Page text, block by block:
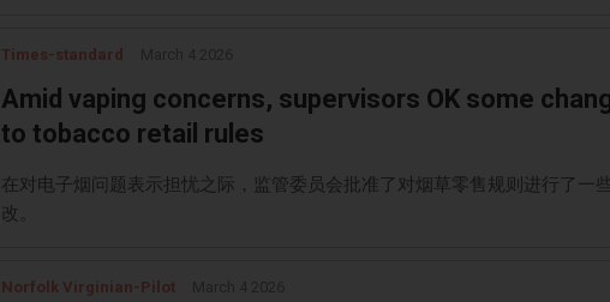
Times-standard
Amid vaping concerns, supervisors OK some
to tobacco retail rules
在对电子烟问题表示担忧之际，监管委员会批准了对烟草零售规则进行了一
改。
Norfolk Virginian-Pilot